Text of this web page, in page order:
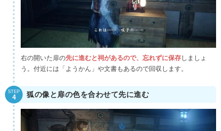
右の開いた扉の先に進むと祠があるので、忘れずに保存しましょ
う。付近には「ようかん」や文書もあるので回収します。
STEP
4 狐の像と扉の色を合わせて先に進む